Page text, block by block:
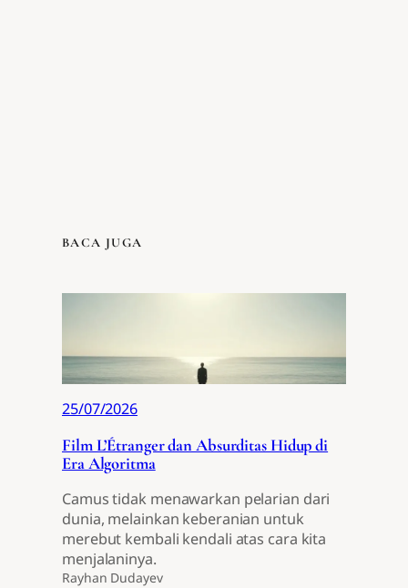
BACA JUGA
25/07/2026
Film L’Étranger dan Absurditas Hidup di
Era Algoritma
Camus tidak menawarkan pelarian dari
dunia, melainkan keberanian untuk
merebut kembali kendali atas cara kita
menjalaninya.
Rayhan Dudayev